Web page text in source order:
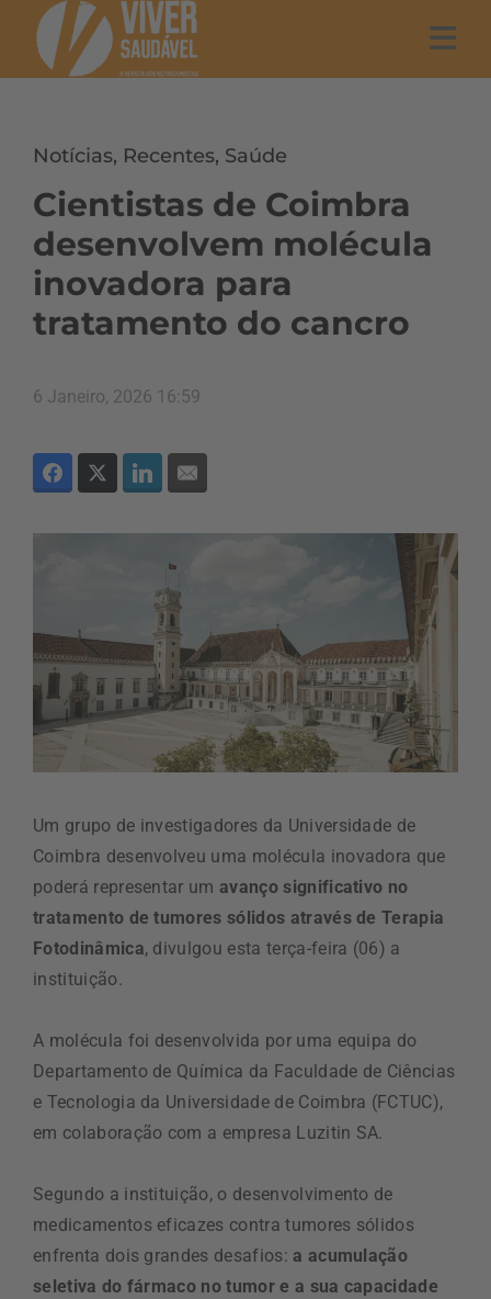
Notícias, Recentes, Saúde
Cientistas de Coimbra
desenvolvem molécula
inovadora para
tratamento do cancro
6 Janeiro, 2026 16:59
Um grupo de investigadores da Universidade de
Coimbra desenvolveu uma molécula inovadora que
poderá representar umavanço significativo no
tratamento de tumores sólidos através de Terapia
Fotodinâmica, divulgou esta terça-feira (06) a
instituição.
A molécula foi desenvolvida por uma equipa do
Departamento de Química da Faculdade de Ciências
e Tecnologia da Universidade de Coimbra (FCTUC),
em colaboração com a empresa Luzitin SA.
Segundo a instituição, o desenvolvimento de
medicamentos eficazes contra tumores sólidos
enfrenta dois grandes desafios:a acumulação
seletiva do fármaco no tumor e a sua capacidade